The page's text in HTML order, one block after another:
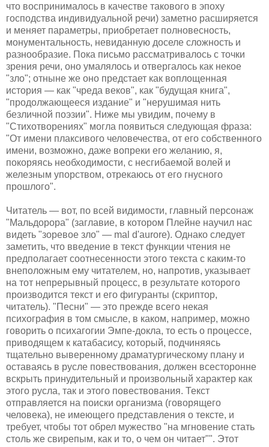
что воспринималось в качестве такового в эпоху
господства индивидуальной речи) заметно расширяется
и меняет параметры, приобретает полновесность,
монументальность, невиданную доселе сложность и
разнообразие. Пока письмо рассматривалось с точки
зрения речи, оно умалялось и отвергалось как некое
"зло"; отныне же оно предстает как воплощенная
история — как "чреда веков", как "будущая книга",
"продолжающееся издание" и "нерушимая нить
безличной поэзии". Ниже мы увидим, почему в
"Стихотворениях" могла появиться следующая фраза:
"От имени плаксивого человечества, от его собственного
имени, возможно, даже вопреки его желанию, я,
покоряясь необходимости, с несгибаемой волей и
железным упорством, отрекаюсь от его гнусного
прошлого".
Читатель — вот, по всей видимости, главный персонаж
"Мальдорора" (заглавие, в котором Плейне научил нас
видеть "зоревое зло" — mal d'aurore). Однако следует
заметить, что введение в текст функции чтения не
предполагает соотнесенности этого текста с каким-то
внеположным ему читателем, но, напротив, указывает
на тот непрерывный процесс, в результате которого
производится текст и его фигуранты (скриптор,
читатель). "Песни" — это прежде всего некая
психография в том смысле, в каком, например, можно
говорить о психагогии Эмпе-докла, то есть о процессе,
приводящем к катабасису, который, подчиняясь
тщательно выверенному драматургическому плану и
оставаясь в русле повествования, должен всесторонне
вскрыть принудительный и произвольный характер как
этого русла, так и этого повествования. Текст
отправляется на поиски организма (говорящего
человека), не имеющего представления о тексте, и
требует, чтобы тот обрел мужество "на мгновение стать
столь же свирепым, как и то, о чем он читает"". Этот